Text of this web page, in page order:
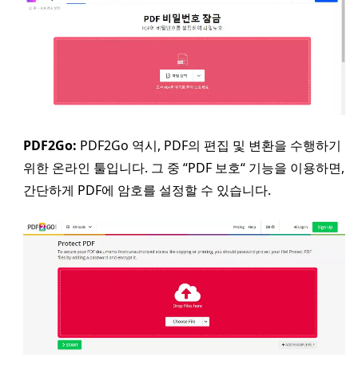
PDF2Go: PDF2Go 역시, PDF의 편집 및 변환을 수행하기
위한 온라인 툴입니다. 그 중 “PDF 보호“ 기능을 이용하면,
간단하게 PDF에 암호를 설정할 수 있습니다.